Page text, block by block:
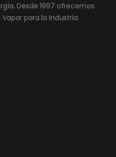
Desde 1997 ofrecemos
para la Industria.